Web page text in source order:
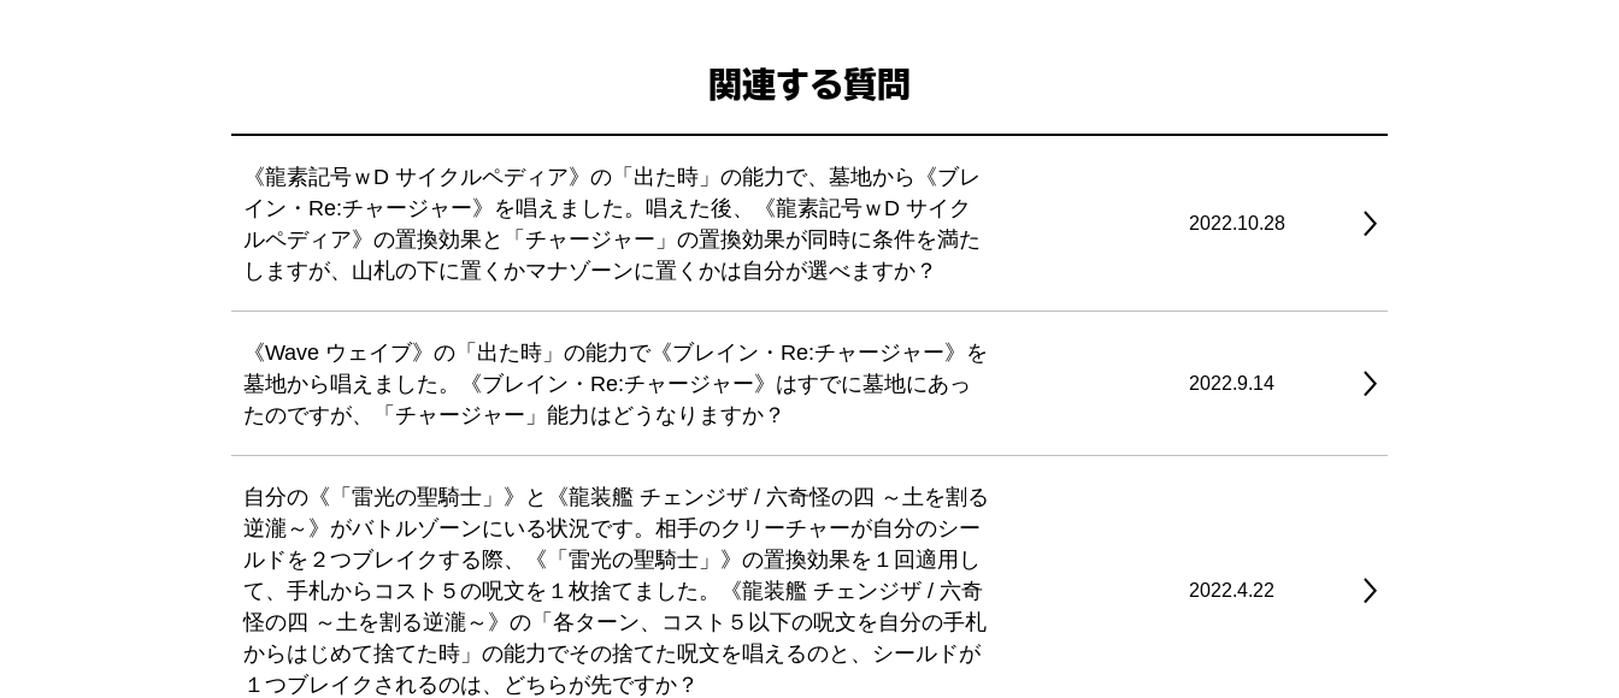
関連する質問
《龍素記号ｗD サイクルペディア》の「出た時」の能力で、墓地から《ブレ
イン・Re:チャージャー》を唱えました。唱えた後、《龍素記号ｗD サイク
ルペディア》の置換効果と「チャージャー」の置換効果が同時に条件を満た
しますが、山札の下に置くかマナゾーンに置くかは自分が選べますか？
2022.10.28
《Wave ウェイブ》の「出た時」の能力で《ブレイン・Re:チャージャー》を
墓地から唱えました。《ブレイン・Re:チャージャー》はすでに墓地にあっ
たのですが、「チャージャー」能力はどうなりますか？
2022.9.14
自分の《「雷光の聖騎士」》と《龍装艦 チェンジザ / 六奇怪の四 ～土を割る
逆瀧～》がバトルゾーンにいる状況です。相手のクリーチャーが自分のシー
ルドを２つブレイクする際、《「雷光の聖騎士」》の置換効果を１回適用し
て、手札からコスト５の呪文を１枚捨てました。《龍装艦 チェンジザ / 六奇
怪の四 ～土を割る逆瀧～》の「各ターン、コスト５以下の呪文を自分の手札
からはじめて捨てた時」の能力でその捨てた呪文を唱えるのと、シールドが
１つブレイクされるのは、どちらが先ですか？
2022.4.22